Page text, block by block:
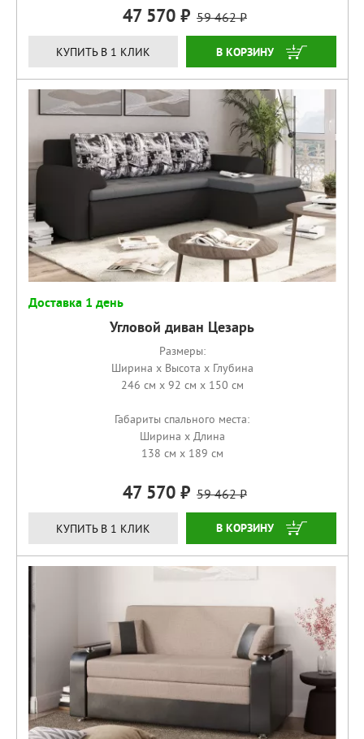
47 570 59 462
КУПИТЬ В 1 КЛИК КУПИТЬ
Доставка 1 день
Угловой диван Цезарь
Размеры:
Ширина x Высота x Глубина
246 см x 92 см x 150 см
Габариты спального места:
Ширина x Длина
138 см x 189 см
47 570 59 462
КУПИТЬ В 1 КЛИК КУПИТЬ